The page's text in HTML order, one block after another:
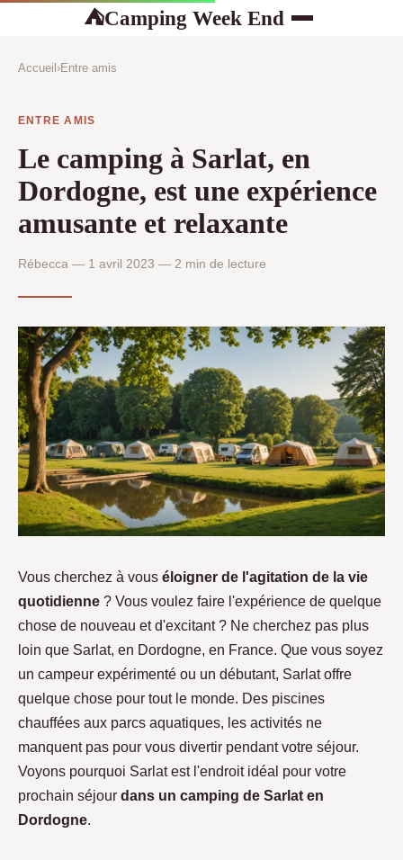
⛺Camping Week End
Accueil ›Entre amis
ENTRE AMIS
Le camping à Sarlat, en
Dordogne, est une expérience
amusante et relaxante
Rébecca — 1 avril 2023 — 2 min de lecture
Vous cherchez à vous éloigner de l'agitation de la vie
quotidienne ? Vous voulez faire l'expérience de quelque
chose de nouveau et d'excitant ? Ne cherchez pas plus
loin que Sarlat, en Dordogne, en France. Que vous soyez
un campeur expérimenté ou un débutant, Sarlat offre
quelque chose pour tout le monde. Des piscines
chauffées aux parcs aquatiques, les activités ne
manquent pas pour vous divertir pendant votre séjour.
Voyons pourquoi Sarlat est l'endroit idéal pour votre
prochain séjour dans un camping de Sarlat en
Dordogne.